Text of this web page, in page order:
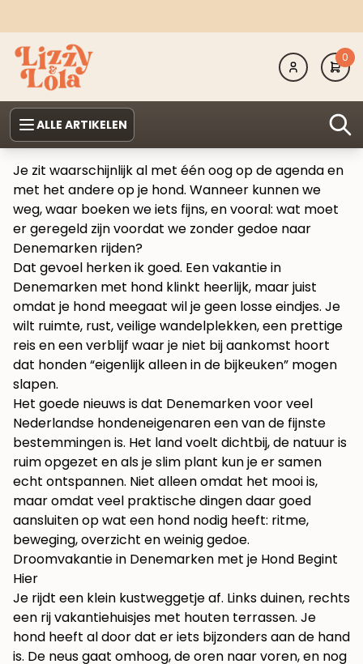
0
ALLE ARTIKELEN
Je zit waarschijnlijk al met één oog op de agenda en
met het andere op je hond. Wanneer kunnen we
weg, waar boeken we iets fijns, en vooral: wat moet
er geregeld zijn voordat we zonder gedoe naar
Denemarken rijden?
Dat gevoel herken ik goed. Een vakantie in
Denemarken met hond klinkt heerlijk, maar juist
omdat je hond meegaat wil je geen losse eindjes. Je
wilt ruimte, rust, veilige wandelplekken, een prettige
reis en een verblijf waar je niet bij aankomst hoort
dat honden “eigenlijk alleen in de bijkeuken” mogen
slapen.
Het goede nieuws is dat Denemarken voor veel
Nederlandse hondeneigenaren een van de fijnste
bestemmingen is. Het land voelt dichtbij, de natuur is
ruim opgezet en als je slim plant kun je er samen
echt ontspannen. Niet alleen omdat het mooi is,
maar omdat veel praktische dingen daar goed
aansluiten op wat een hond nodig heeft: ritme,
beweging, overzicht en weinig gedoe.
Droomvakantie in Denemarken met je Hond Begint
Hier
Je rijdt een klein kustweggetje af. Links duinen, rechts
een rij vakantiehuisjes met houten terrassen. Je
hond heeft al door dat er iets bijzonders aan de hand
is. De neus gaat omhoog, de oren naar voren, en nog